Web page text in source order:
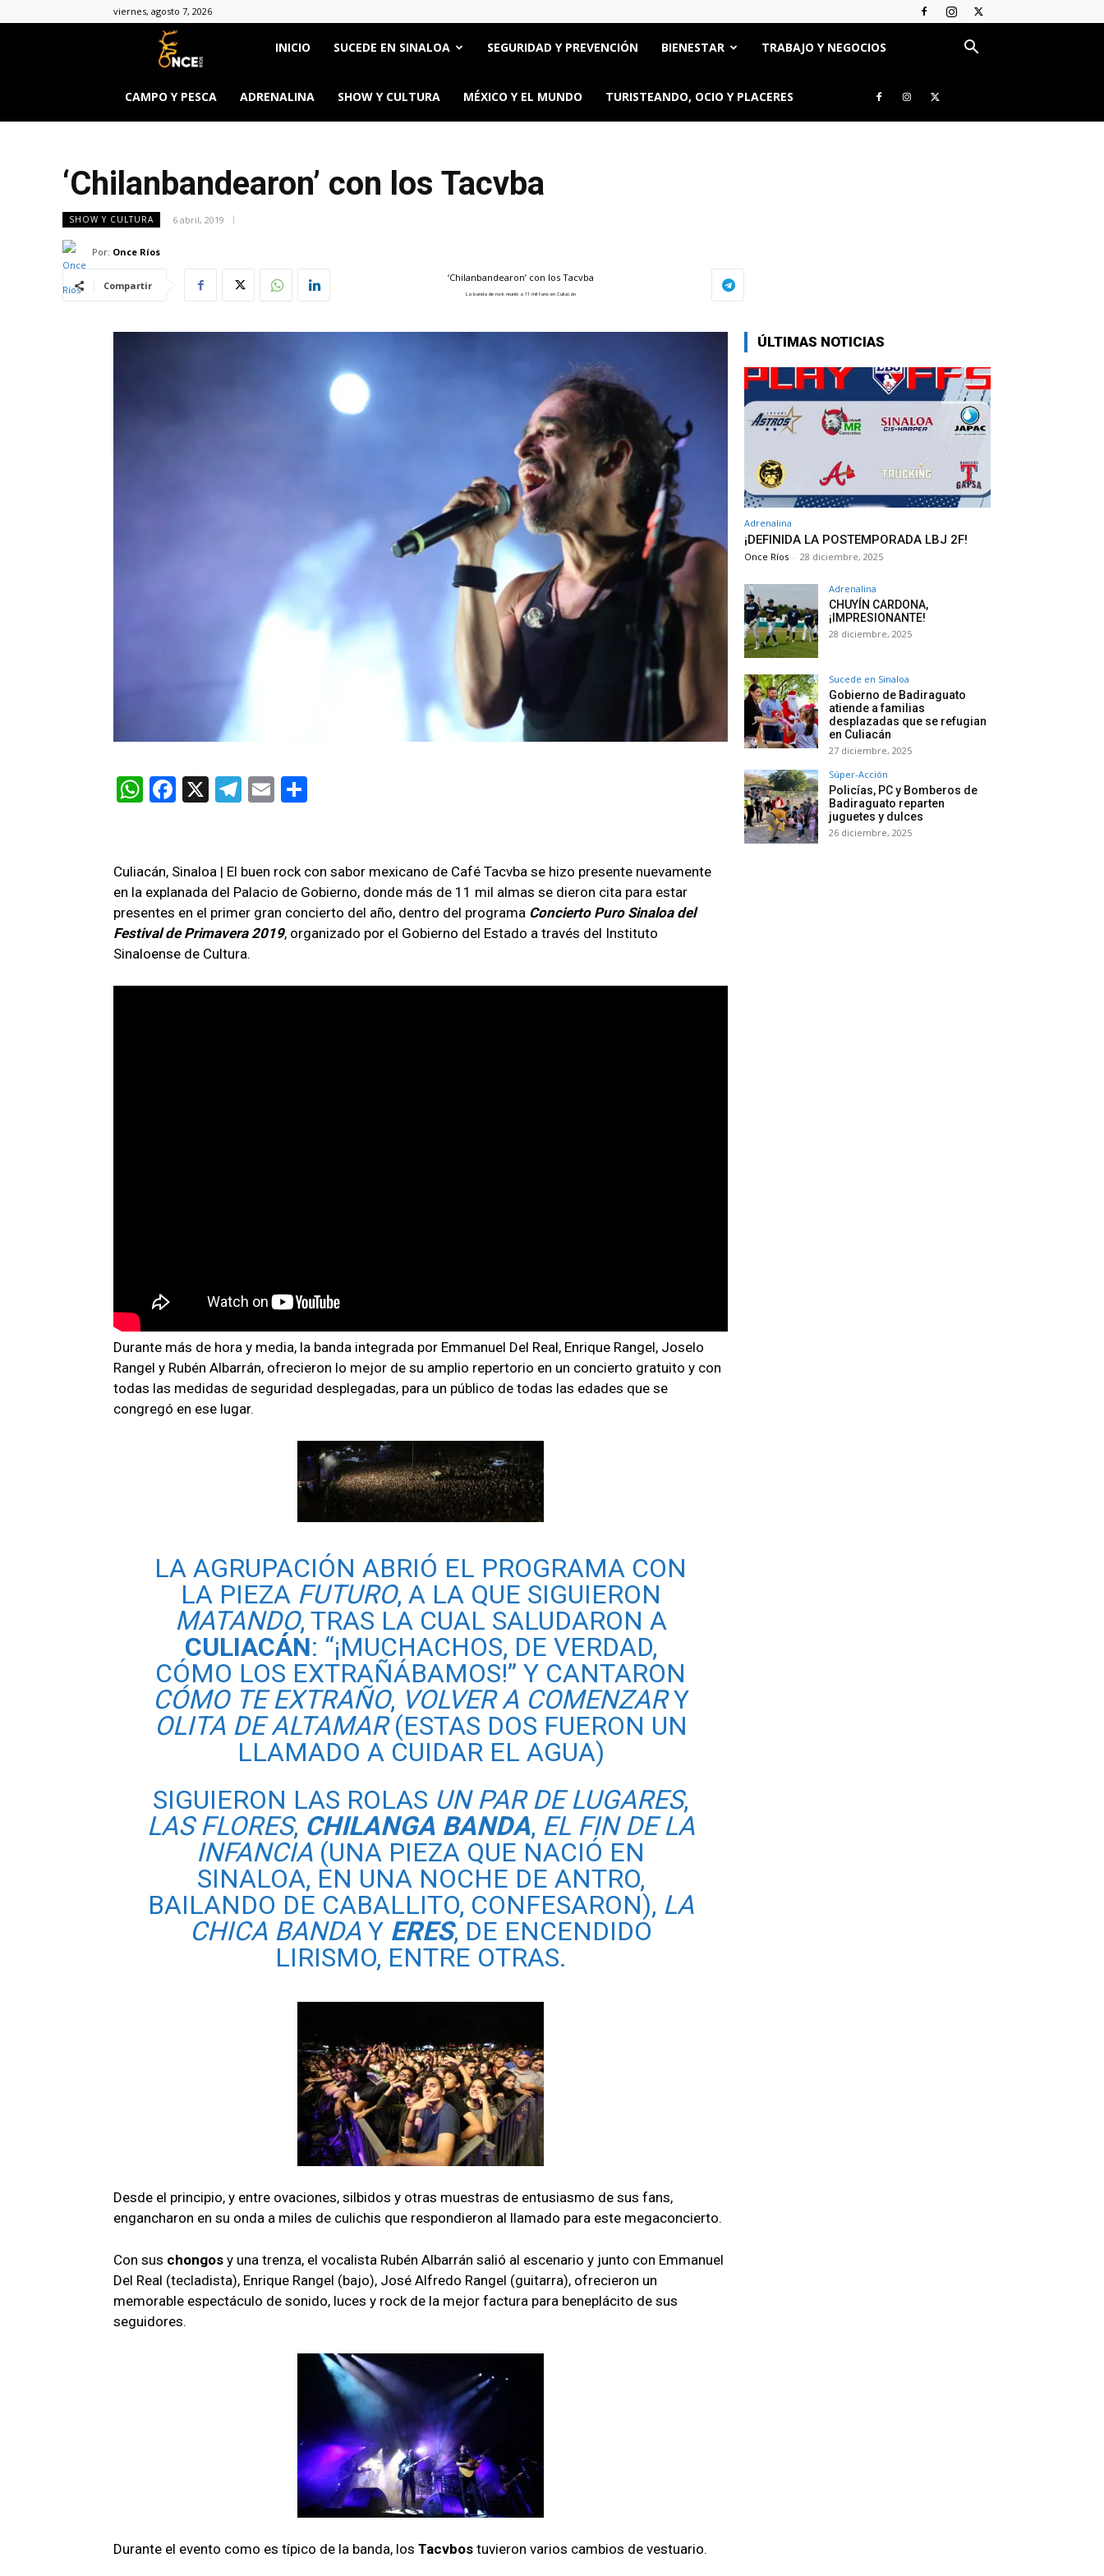
viernes, agosto 7, 2026
Once
Ríos
INICIO SUCEDE EN SINALOA SEGURIDAD Y PREVENCIÓN BIENESTAR TRABAJO Y NEGOCIOS
CAMPO Y PESCA ADRENALINA SHOW Y CULTURA MÉXICO Y EL MUNDO TURISTEANDO, OCIO Y PLACERES
‘Chilanbandearon’ con los Tacvba
SHOW Y CULTURA 6 abril, 2019
Por: Once Ríos
Compartir
‘Chilanbandearon’ con los Tacvba
La banda de rock reunió a 11 mil fans en Culiacán
W
s
A
p
p
F
b
o
o
k
X
T
gr
a
m
E
p
ar
tir
Culiacán, Sinaloa | El buen rock con sabor mexicano de Café Tacvba se hizo presente nuevamente
en la explanada del Palacio de Gobierno, donde más de 11 mil almas se dieron cita para estar
presentes en el primer gran concierto del año, dentro del programa Concierto Puro Sinaloa del
Festival de Primavera 2019, organizado por el Gobierno del Estado a través del Instituto
Sinaloense de Cultura.
Durante más de hora y media, la banda integrada por Emmanuel Del Real, Enrique Rangel, Joselo
Rangel y Rubén Albarrán, ofrecieron lo mejor de su amplio repertorio en un concierto gratuito y con
todas las medidas de seguridad desplegadas, para un público de todas las edades que se
congregó en ese lugar.
LA AGRUPACIÓN ABRIÓ EL PROGRAMA CON
LA PIEZA FUTURO, A LA QUE SIGUIERON
MATANDO, TRAS LA CUAL SALUDARON A
CULIACÁN: “¡MUCHACHOS, DE VERDAD,
CÓMO LOS EXTRAÑÁBAMOS!” Y CANTARON
CÓMO TE EXTRAÑO, VOLVER A COMENZARY
OLITA DE ALTAMAR(ESTAS DOS FUERON UN
LLAMADO A CUIDAR EL AGUA)
SIGUIERON LAS ROLAS UN PAR DE LUGARES,
LAS FLORES, CHILANGA BANDA, EL FIN DE LA
INFANCIA (UNA PIEZA QUE NACIÓ EN
SINALOA, EN UNA NOCHE DE ANTRO,
BAILANDO DE CABALLITO, CONFESARON), LA
CHICA BANDAY ERES, DE ENCENDIDO
LIRISMO, ENTRE OTRAS.
Desde el principio, y entre ovaciones, silbidos y otras muestras de entusiasmo de sus fans,
engancharon en su onda a miles de culichis que respondieron al llamado para este megaconcierto.
Con sus chongos y una trenza, el vocalista Rubén Albarrán salió al escenario y junto con Emmanuel
Del Real (tecladista), Enrique Rangel (bajo), José Alfredo Rangel (guitarra), ofrecieron un
memorable espectáculo de sonido, luces y rock de la mejor factura para beneplácito de sus
seguidores.
Durante el evento como es típico de la banda, los Tacvbos tuvieron varios cambios de vestuario.
ÚLTIMAS NOTICIAS
Adrenalina
¡DEFINIDA LA POSTEMPORADA LBJ 2F!
Once Ríos - 28 diciembre, 2025
Adrenalina
CHUYÍN CARDONA,
¡IMPRESIONANTE!
28 diciembre, 2025
Sucede en Sinaloa
Gobierno de Badiraguato
atiende a familias
desplazadas que se refugian
en Culiacán
27 diciembre, 2025
Súper-Acción
Policías, PC y Bomberos de
Badiraguato reparten
juguetes y dulces
26 diciembre, 2025